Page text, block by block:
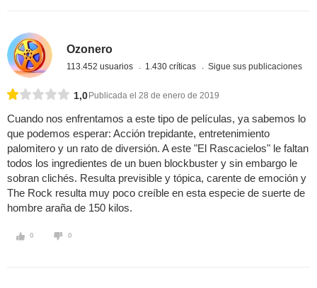
Ozonero
113.452 usuarios 1.430 críticas Sigue sus publicaciones
1,0 Publicada el 28 de enero de 2019
Cuando nos enfrentamos a este tipo de películas, ya sabemos lo
que podemos esperar: Acción trepidante, entretenimiento
palomitero y un rato de diversión. A este "El Rascacielos" le faltan
todos los ingredientes de un buen blockbuster y sin embargo le
sobran clichés. Resulta previsible y tópica, carente de emoción y
The Rock resulta muy poco creíble en esta especie de suerte de
hombre araña de 150 kilos.
0 0